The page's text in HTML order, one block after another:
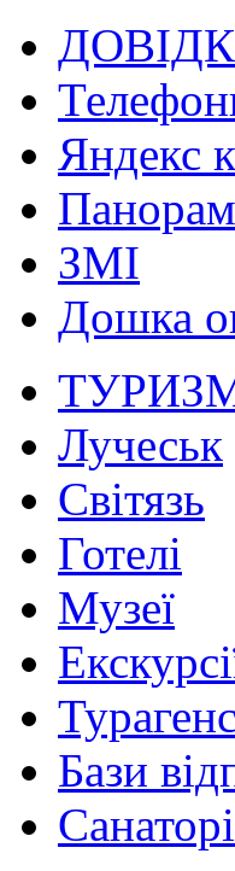
Яндекс
ЗМІ
Дошка
Лучеськ
Світязь
Готелі
Музеї
Бази